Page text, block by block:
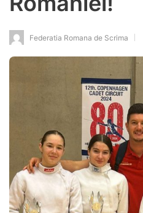
Federatia Romana de Scrima